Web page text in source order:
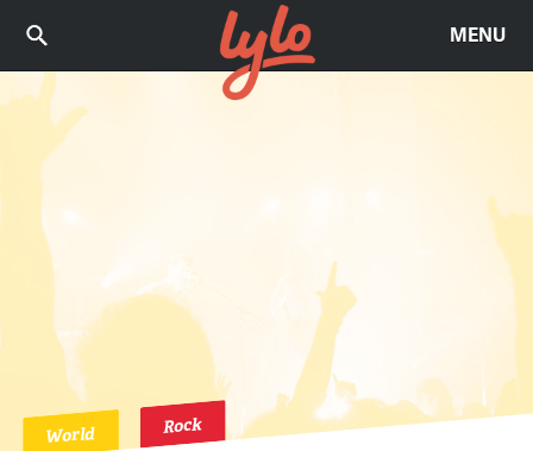
MENU
World Rock